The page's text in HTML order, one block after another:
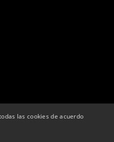
las cookies de acuerdo